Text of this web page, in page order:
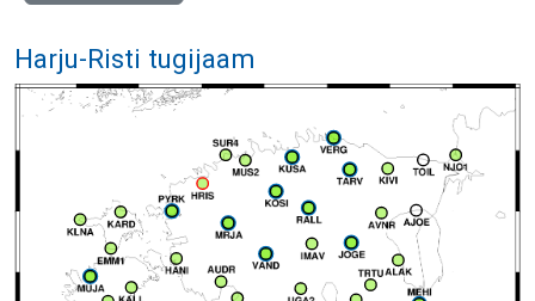
Harju-Risti tugijaam